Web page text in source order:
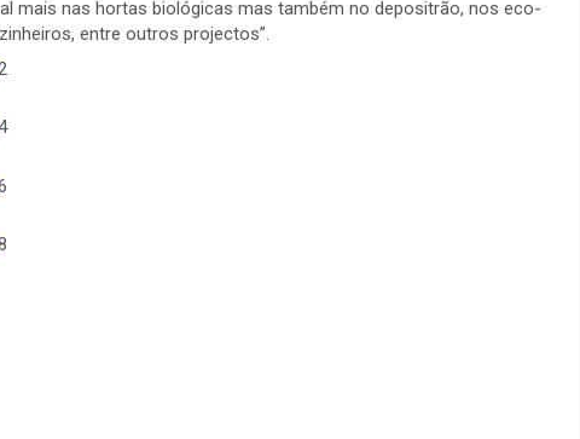
mais nas hortas biológicas mas também no depositrão, nos eco-
entre outros projectos”.